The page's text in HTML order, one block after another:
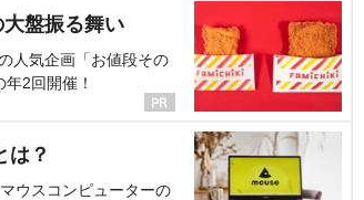
盤振る舞い
人気企画「お値段その
2回開催！
は？
ウスコンピューターの